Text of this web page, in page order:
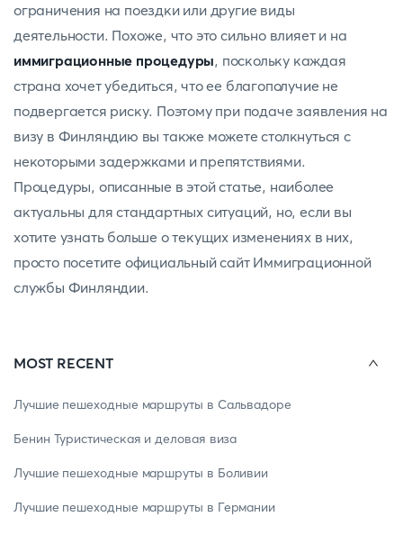
ограничения на поездки или другие виды
деятельности. Похоже, что это сильно влияет и на
иммиграционные процедуры, поскольку каждая
страна хочет убедиться, что ее благополучие не
подвергается риску. Поэтому при подаче заявления на
визу в Финляндию вы также можете столкнуться с
некоторыми задержками и препятствиями.
Процедуры, описанные в этой статье, наиболее
актуальны для стандартных ситуаций, но, если вы
хотите узнать больше о текущих изменениях в них,
просто посетите официальный сайт Иммиграционной
службы Финляндии.
MOST RECENT
Лучшие пешеходные маршруты в Сальвадоре
Бенин Туристическая и деловая виза
Лучшие пешеходные маршруты в Боливии
Лучшие пешеходные маршруты в Германии